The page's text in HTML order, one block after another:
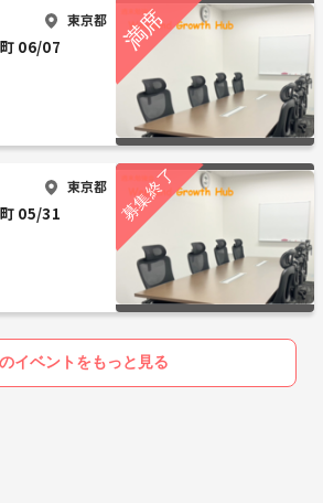
東京都
06/07
東京都
05/31
イベントをもっと見る